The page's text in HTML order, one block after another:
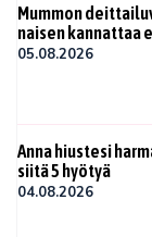
Mummon
naisen kannattaa
05.08.2026
Anna hiustesi
siitä 5 hyötyä
04.08.2026